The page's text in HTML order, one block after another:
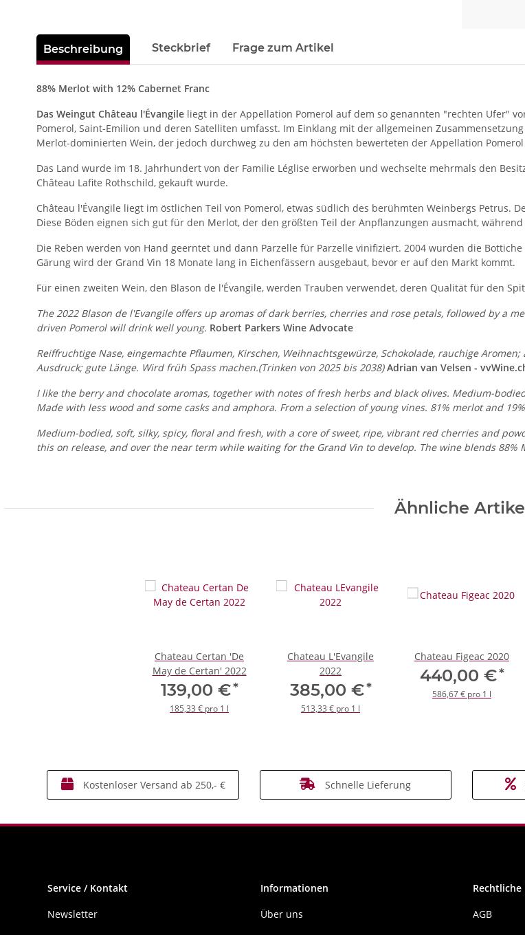
Beschreibung Steckbrief Frage zum Artikel
88% Merlot with 12% Cabernet Franc
Das Weingut Château l'Évangile liegt in der Appellation Pomerol auf dem so genannten "rechten Ufer"
Pomerol, Saint-Emilion und deren Satelliten umfasst. Im Einklang mit der allgemeinen
Merlot-dominierten Wein, der jedoch durchweg zu den am höchsten bewerteten der Appellation
Das Land wurde im 18. Jahrhundert von der Familie Léglise erworben und wechselte mehrmals den
Château Lafite Rothschild, gekauft wurde.
Château l'Évangile liegt im östlichen Teil von Pomerol, etwas südlich des berühmten Weinbergs Petrus.
Diese Böden eignen sich gut für den Merlot, der den größten Teil der Anpflanzungen ausmacht,
Die Reben werden von Hand geerntet und dann Parzelle für Parzelle vinifiziert. 2004 wurden die
Gärung wird der Grand Vin 18 Monate lang in Eichenfässern ausgebaut, bevor er auf den Markt kommt.
Für einen zweiten Wein, den Blason de l'Évangile, werden Trauben verwendet, deren Qualität für den
The 2022 Blason de l'Evangile offers up aromas of dark berries, cherries and rose petals, followed by a
driven Pomerol will drink well young. Robert Parkers Wine Advocate
Reiffruchtige Nase, eingemachte Pflaumen, Kirschen, Weihnachtsgewürze, Schokolade, rauchige
Ausdruck; gute Länge. Wird früh Spass machen.(Trinken von 2025 bis 2038)Adrian van Velsen -
I like the berry and chocolate aromas, together with notes of fresh herbs and black olives. Medium-
Made with less wood and some casks and amphora. From a selection of young vines. 81% merlot and
Medium-bodied, soft, silky, spicy, floral and fresh, with a core of sweet, ripe, vibrant red cherries and
this on release, and over the near term while waiting for the Grand Vin to develop. The wine blends 88%
Ähnliche
Chateau Certan 'De
May de Certan' 2022
139,00 €*
185,33 € pro 1 l
Chateau L'Evangile
2022
385,00 €*
513,33 € pro 1 l
Chateau Figeac 2020
440,00 €*
586,67 € pro 1 l
Kostenloser Versand ab 250,- € Schnelle Lieferung
Service / Kontakt
Newsletter
Informationen
Über uns
AGB